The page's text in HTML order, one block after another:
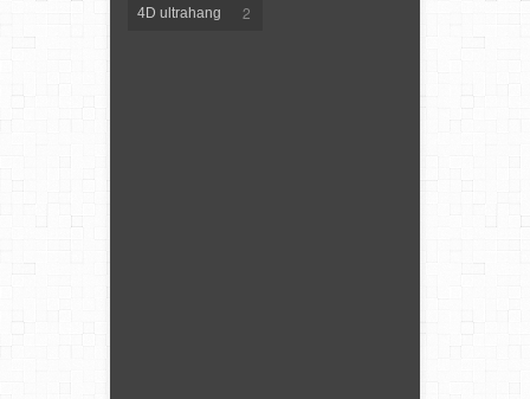
4D ultrahang 2